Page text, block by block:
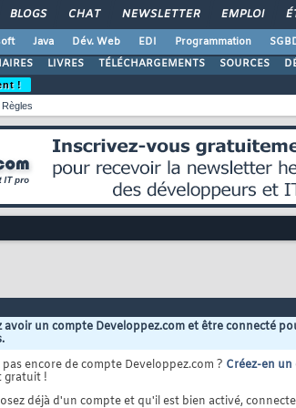
BLOGS CHAT NEWSLETTER EMPLOI
Java Dév. Web EDI Programmation
LIVRES TÉLÉCHARGEMENTS SOURCES
!
Règles
avoir un compte Developpez.com et être connecté
encore de compte Developpez.com ? Créez-en
gratuit !
déjà d'un compte et qu'il est bien activé,